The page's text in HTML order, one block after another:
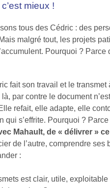
mieux !
tous des Cédric : des
malgré tout, les projets
Pourquoi ? Parce
fait son travail et le
par contre le document
refait, elle adapte, elle
qui s’effrite. Pourquoi ?
Mahault, de « délivrer »
de l’autre, comprendre
:
est clair, utile, exploitable